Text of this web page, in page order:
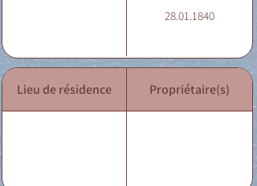
28.01.1840
Lieu de résidence Propriétaire(s)